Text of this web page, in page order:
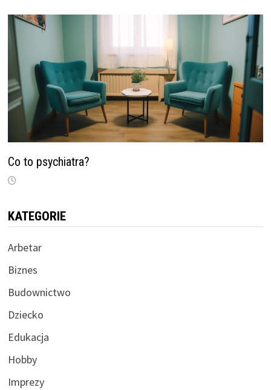
Co to psychiatra?
KATEGORIE
Arbetar
Biznes
Budownictwo
Dziecko
Edukacja
Hobby
Imprezy